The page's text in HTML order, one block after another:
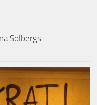
Solbergs